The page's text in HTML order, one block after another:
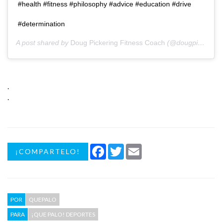
#health #fitness #philosophy #advice #education #drive
#determination
A post shared by Doug Pickering Fitness Coach (@dougpickeringnsf) on
.
.
¡COMPARTELO! Facebook
Twitter
POR
QUEPALO
PARA
¡QUE PALO! DEPORTES